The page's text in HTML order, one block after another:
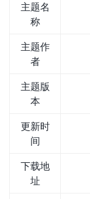
主题名
称
主题作
者
主题版
本
更新时
间
下载地
址